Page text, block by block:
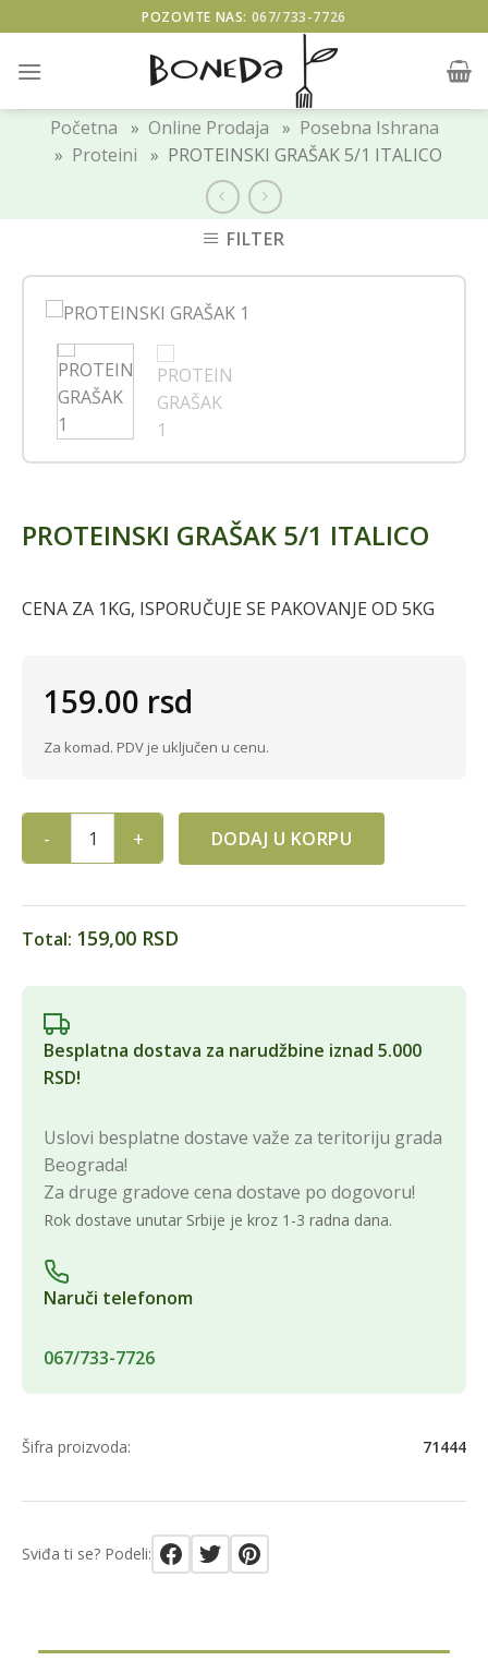
to
content
POZOVITE NAS: 067/733-7726
Početna » Online Prodaja » Posebna Ishrana
» Proteini » PROTEINSKI GRAŠAK 5/1 ITALICO
FILTER
PROTEINSKI GRAŠAK 5/1 ITALICO
CENA ZA 1KG, ISPORUČUJE SE PAKOVANJE OD 5KG
159.00 rsd
Za komad. PDV je uključen u cenu.
PROTEINSKI GRAŠAK 5/1 ITALICO quantity
DODAJ U KORPU
Total: 159,00 RSD
Besplatna dostava za narudžbine iznad 5.000
RSD!
Uslovi besplatne dostave važe za teritoriju grada
Beograda!
Za druge gradove cena dostave po dogovoru!
Rok dostave unutar Srbije je kroz 1-3 radna dana.
Naruči telefonom
067/733-7726
Šifra proizvoda: 71444
Sviđa ti se? Podeli: